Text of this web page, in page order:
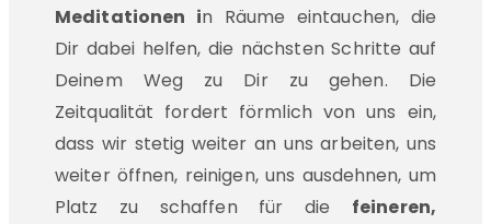
Meditationen in Räume eintauchen, die
Dir dabei helfen, die nächsten Schritte auf
Deinem Weg zu Dir zu gehen. Die
Zeitqualität fordert förmlich von uns ein,
dass wir stetig weiter an uns arbeiten, uns
weiter öffnen, reinigen, uns ausdehnen, um
Platz zu schaffen für die feineren,